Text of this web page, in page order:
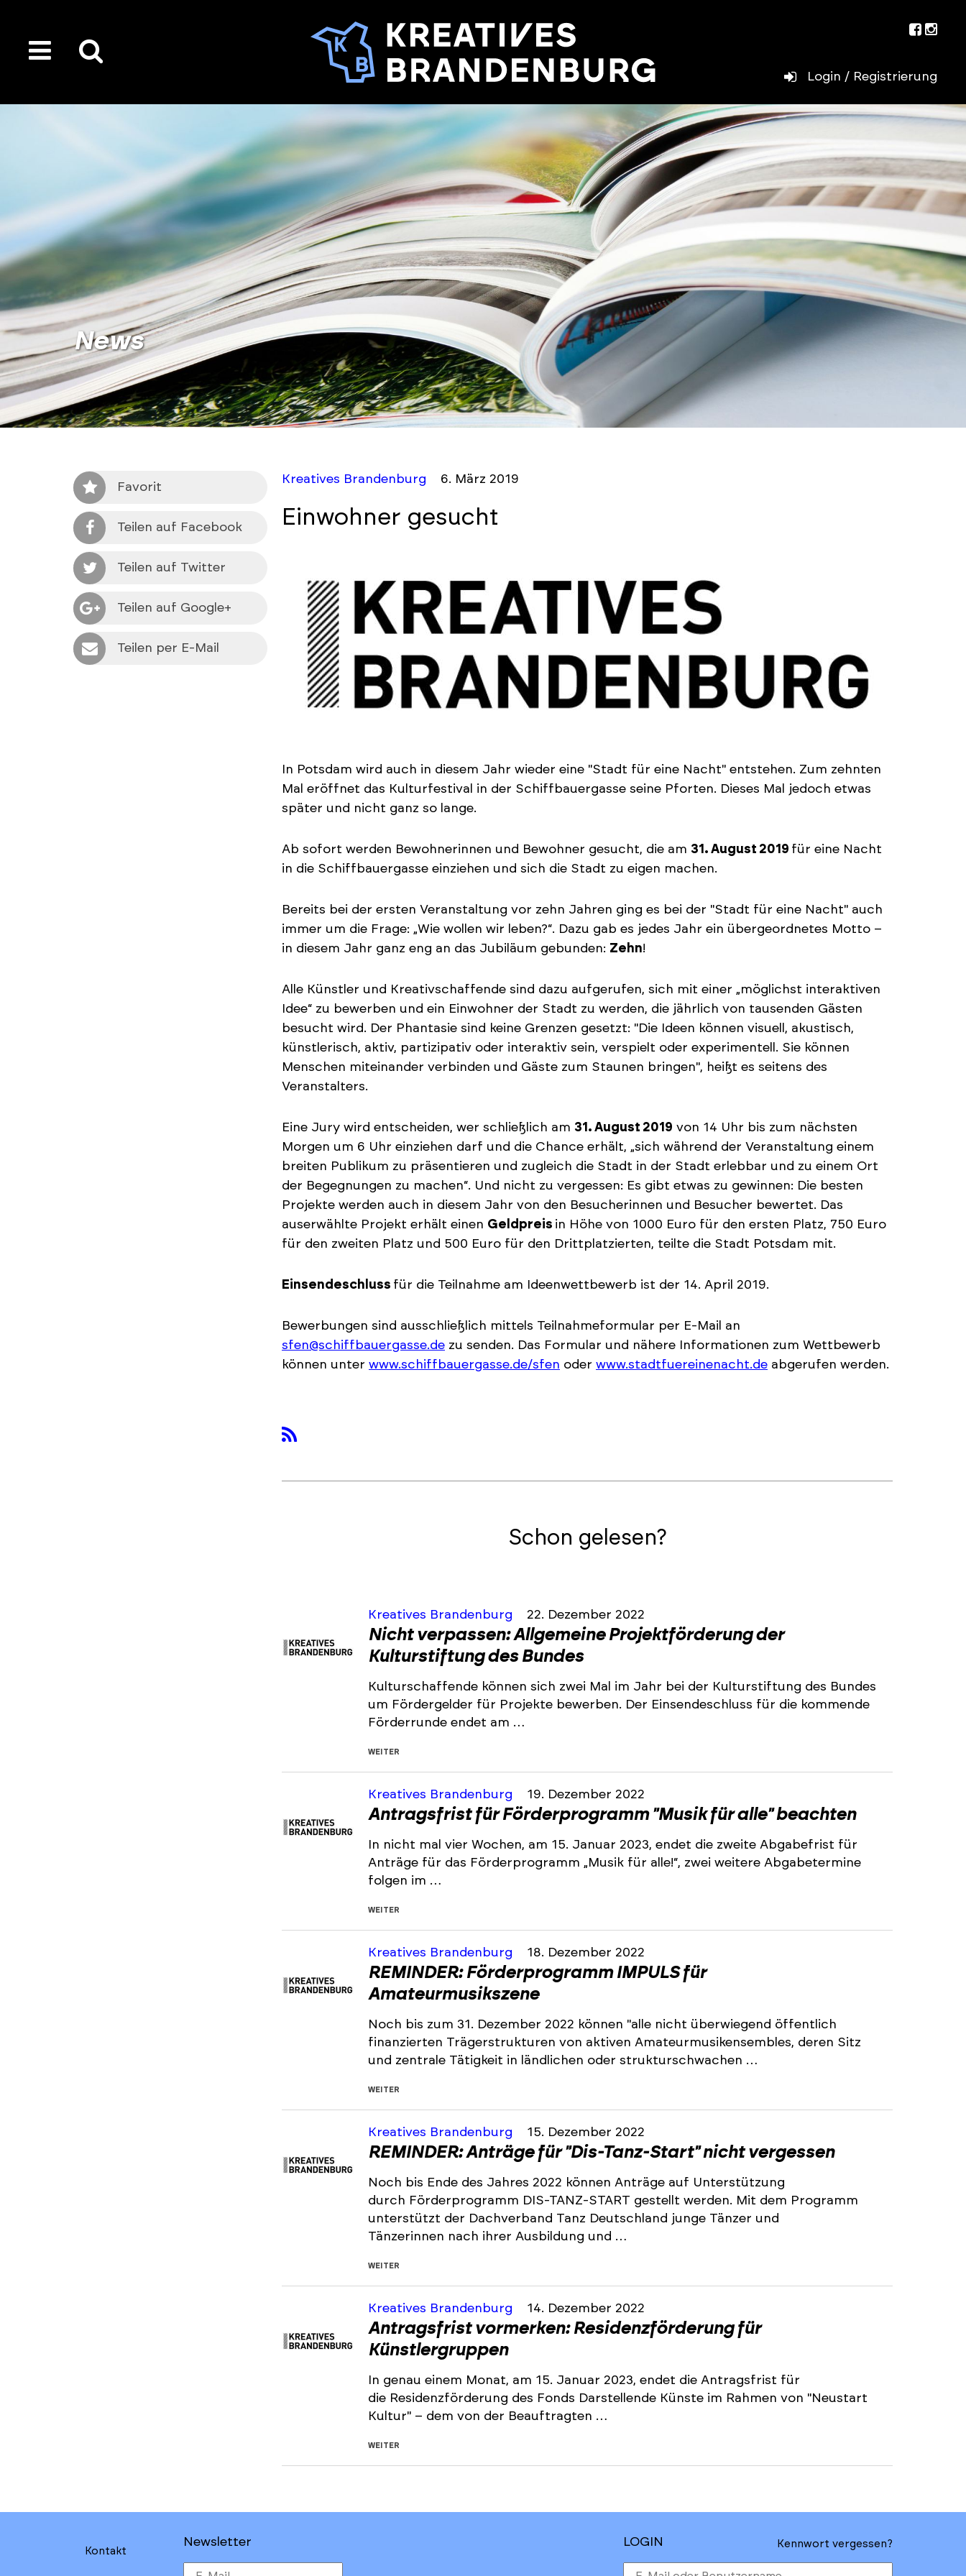
toggle
der
Login / Registrierung
News
Favorit
Teilen auf Facebook
Teilen auf Twitter
Teilen auf Google+
Teilen per E-Mail
Kreatives Brandenburg 6. März 2019
Einwohner gesucht
In Potsdam wird auch in diesem Jahr wieder eine "Stadt für eine Nacht" entstehen. Zum zehnten
Mal eröffnet das Kulturfestival in der Schiffbauergasse seine Pforten. Dieses Mal jedoch etwas
später und nicht ganz so lange.
Ab sofort werden Bewohnerinnen und Bewohner gesucht, die am 31. August 2019 für eine Nacht
in die Schiffbauergasse einziehen und sich die Stadt zu eigen machen.
Bereits bei der ersten Veranstaltung vor zehn Jahren ging es bei der "Stadt für eine Nacht" auch
immer um die Frage: „Wie wollen wir leben?“. Dazu gab es jedes Jahr ein übergeordnetes Motto –
in diesem Jahr ganz eng an das Jubiläum gebunden: Zehn!
Alle Künstler und Kreativschaffende sind dazu aufgerufen, sich mit einer „möglichst interaktiven
Idee“ zu bewerben und ein Einwohner der Stadt zu werden, die jährlich von tausenden Gästen
besucht wird. Der Phantasie sind keine Grenzen gesetzt: "Die Ideen können visuell, akustisch,
künstlerisch, aktiv, partizipativ oder interaktiv sein, verspielt oder experimentell. Sie können
Menschen miteinander verbinden und Gäste zum Staunen bringen", heißt es seitens des
Veranstalters.
Eine Jury wird entscheiden, wer schließlich am 31. August 2019 von 14 Uhr bis zum nächsten
Morgen um 6 Uhr einziehen darf und die Chance erhält, „sich während der Veranstaltung einem
breiten Publikum zu präsentieren und zugleich die Stadt in der Stadt erlebbar und zu einem Ort
der Begegnungen zu machen“. Und nicht zu vergessen: Es gibt etwas zu gewinnen: Die besten
Projekte werden auch in diesem Jahr von den Besucherinnen und Besucher bewertet. Das
auserwählte Projekt erhält einen Geldpreis in Höhe von 1000 Euro für den ersten Platz, 750 Euro
für den zweiten Platz und 500 Euro für den Drittplatzierten, teilte die Stadt Potsdam mit.
Einsendeschluss für die Teilnahme am Ideenwettbewerb ist der 14. April 2019.
Bewerbungen sind ausschließlich mittels Teilnahmeformular per E-Mail an
sfen@schiffbauergasse.de zu senden. Das Formular und nähere Informationen zum Wettbewerb
können unter www.schiffbauergasse.de/sfen oder www.stadtfuereinenacht.de abgerufen werden.
rss
Schon gelesen?
Kreatives Brandenburg 22. Dezember 2022
Nicht verpassen: Allgemeine Projektförderung der
Kulturstiftung des Bundes
Kulturschaffende können sich zwei Mal im Jahr bei der Kulturstiftung des Bundes
um Fördergelder für Projekte bewerben. Der Einsendeschluss für die kommende
Förderrunde endet am …
WEITER
Kreatives Brandenburg 19. Dezember 2022
Antragsfrist für Förderprogramm "Musik für alle" beachten
In nicht mal vier Wochen, am 15. Januar 2023, endet die zweite Abgabefrist für
Anträge für das Förderprogramm „Musik für alle!“, zwei weitere Abgabetermine
folgen im …
WEITER
Kreatives Brandenburg 18. Dezember 2022
REMINDER: Förderprogramm IMPULS für
Amateurmusikszene
Noch bis zum 31. Dezember 2022 können "alle nicht überwiegend öffentlich
finanzierten Trägerstrukturen von aktiven Amateurmusikensembles, deren Sitz
und zentrale Tätigkeit in ländlichen oder strukturschwachen …
WEITER
Kreatives Brandenburg 15. Dezember 2022
REMINDER: Anträge für "Dis-Tanz-Start" nicht vergessen
Noch bis Ende des Jahres 2022 können Anträge auf Unterstützung
durch Förderprogramm DIS-TANZ-START gestellt werden. Mit dem Programm
unterstützt der Dachverband Tanz Deutschland junge Tänzer und
Tänzerinnen nach ihrer Ausbildung und …
WEITER
Kreatives Brandenburg 14. Dezember 2022
Antragsfrist vormerken: Residenzförderung für
Künstlergruppen
In genau einem Monat, am 15. Januar 2023, endet die Antragsfrist für
die Residenzförderung des Fonds Darstellende Künste im Rahmen von "Neustart
Kultur" – dem von der Beauftragten …
WEITER
Kontakt
Newsletter LOGIN Kennwort vergessen?